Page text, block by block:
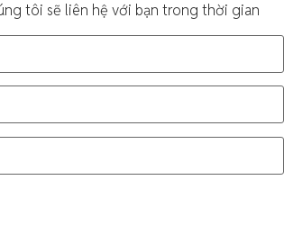
tôi sẽ liên hệ với bạn trong thời gian